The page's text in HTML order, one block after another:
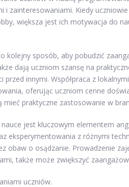
i zainteresowaniami. Kiedy
większa jest ich motywacja do
kolejny sposób, aby pobudzić
dają uczniom szansę na
innymi. Współpraca z
oferując uczniom cenne
praktyczne zastosowanie w
jest kluczowym elementem
eksperymentowania z różnymi
obaw o osądzanie. Prowadzenie
także może zwiększyć
uczniów.